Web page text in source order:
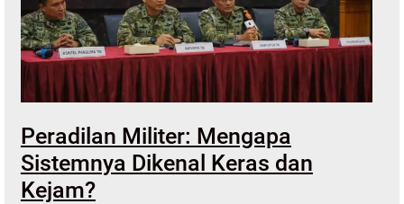
Peradilan Militer: Mengapa
Sistemnya Dikenal Keras dan
Kejam?